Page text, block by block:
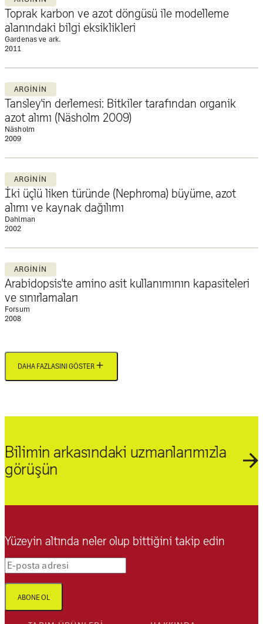
Toprak karbon ve azot döngüsü ile modelleme
alanındaki bilgi eksiklikleri
Gardenas ve ark.
2011
ARGININ
Tansley'in derlemesi: Bitkiler tarafından organik
azot alımı (Näsholm 2009)
Näsholm
2009
ARGININ
İki üçlü liken türünde (Nephroma) büyüme, azot
alımı ve kaynak dağılımı
Dahlman
2002
ARGININ
Arabidopsis'te amino asit kullanımının kapasiteleri
ve sınırlamaları
Forsum
2008
DAHA FAZLASINI GÖSTER
Bilimin arkasındaki uzmanlarımızla
görüşün
Yüzeyin altında neler olup bittiğini takip edin
E-posta adresi
ABONE OL